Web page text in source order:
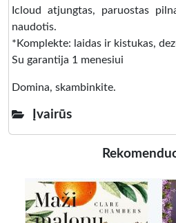
Icloud atjungtas, paruostas
naudotis.
*Komplekte: laidas ir kistukas,
Su garantija 1 menesiui
Domina, skambinkite.
Įvairūs